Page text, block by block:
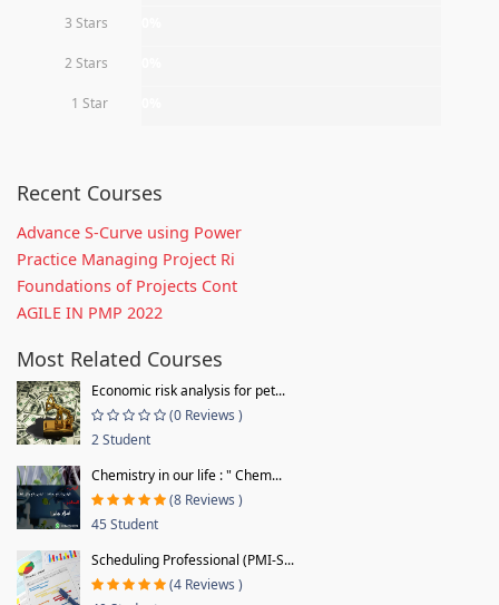
3 Stars
2 Stars
1 Star
Recent Courses
Advance S-Curve using Power
Practice Managing Project Ri
Foundations of Projects Cont
AGILE IN PMP 2022
Most Related Courses
Economic risk analysis for pet...
(0 Reviews )
2 Student
Chemistry in our life : " Chem...
(8 Reviews )
45 Student
Scheduling Professional (PMI-S...
(4 Reviews )